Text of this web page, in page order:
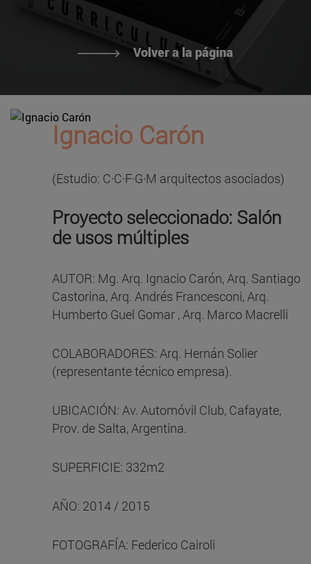
Volver a la página
Ignacio Carón
(Estudio: C·C·F·G·M arquitectos asociados)
Proyecto seleccionado: Salón
de usos múltiples
AUTOR: Mg. Arq. Ignacio Carón, Arq. Santiago
Castorina, Arq. Andrés Francesconi, Arq.
Humberto Guel Gomar , Arq. Marco Macrelli
COLABORADORES: Arq. Hernán Solier
(representante técnico empresa).
UBICACIÓN: Av. Automóvil Club, Cafayate,
Prov. de Salta, Argentina.
SUPERFICIE: 332m2
AÑO: 2014 / 2015
FOTOGRAFÍA: Federico Cairoli